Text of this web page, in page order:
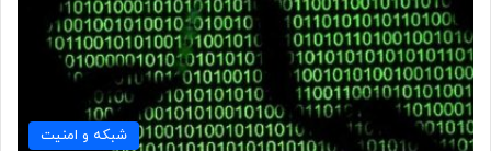
شبكه و امنيت